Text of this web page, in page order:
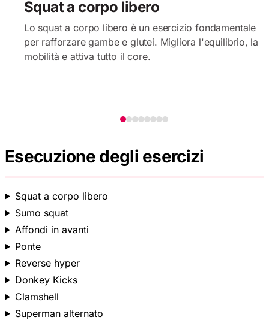
Lo squat a corpo libero è un esercizio fondamentale
per rafforzare gambe e glutei. Migliora l'equilibrio, la
mobilità e attiva tutto il core.
Esecuzione degli esercizi
Squat a corpo libero
Sumo squat
Affondi in avanti
Ponte
Reverse hyper
Donkey Kicks
Clamshell
Superman alternato